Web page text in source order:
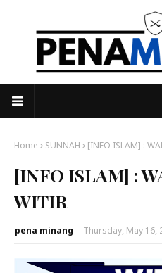
Home SUNNAH [INFO ISLAM] :
[INFO ISLAM] :
WITIR
pena minang - Thursday, May 16,